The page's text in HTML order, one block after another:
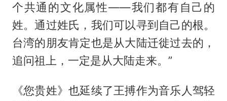
个共通的文化属性——我们都有自己的
姓。通过姓氏，我们可以寻到自己的根。
台湾的朋友肯定也是从大陆迁徙过去的，
追问祖上，一定是从大陆走来。”
《您贵姓》也延续了王搏作为音乐人驾轻